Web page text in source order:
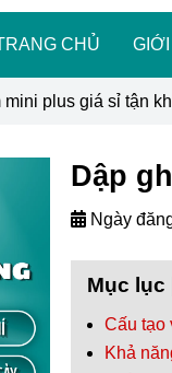
CHỦ
mini plus giá sỉ tận
Dập
Ngày
Mục lục
Cấu tạo
Khả